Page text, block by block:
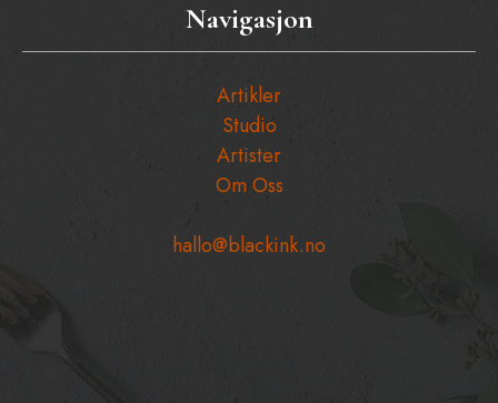
Navigasjon
Artikler
Studio
Artister
Om Oss
hallo@blackink.no